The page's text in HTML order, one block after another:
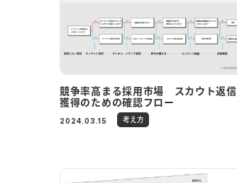
競争率高まる採用市場 スカウト返信
獲得のための確認フロー
2024.03.15 考え方